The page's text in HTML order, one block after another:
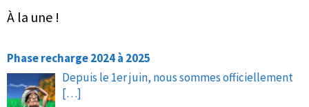
À la une !
Phase recharge 2024 à 2025
Depuis le 1er juin, nous sommes officiellement
[…]